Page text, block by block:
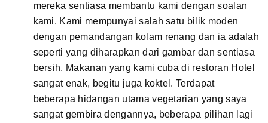
mereka sentiasa membantu kami dengan soalan
kami. Kami mempunyai salah satu bilik moden
dengan pemandangan kolam renang dan ia adalah
seperti yang diharapkan dari gambar dan sentiasa
bersih. Makanan yang kami cuba di restoran Hotel
sangat enak, begitu juga koktel. Terdapat
beberapa hidangan utama vegetarian yang saya
sangat gembira dengannya, beberapa pilihan lagi